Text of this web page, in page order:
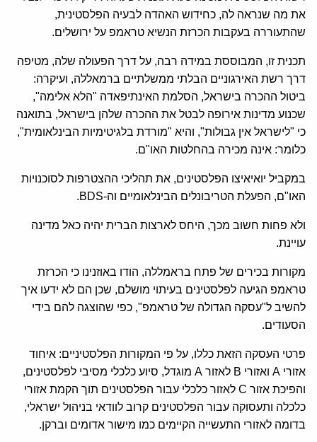
את מה שנראה לה, כחידוש האהדה לבעיה הפלסטינית,
שהתעוררה בעקבות הכרזת הנשיא טראמפ על ירושלים.
תכנית זו, המבוססת במידה רבה, על דרך הפעולה שלה, מטיפה
דרך רשת האירגוניים הבלתי ממשלתיים ברמאללה, ועיקרה:
ביטול ההכרה בישראל, הסלמת האינתיפאדה "הלא אלימה",
שכנוע מדינות אירופה לבטל את ההכרה שלהן בישראל, בתואנה
כי "לישראל אין גבולות", והיא "מורדת בלגיטימיות הבינלאומית",
כלומר: אינה מכירה בהחלטות האו"ם.
במקביל יואיאיצו הפלסטינים, את תהליכי ההצטרפות לסוכנויות
האו"ם, הפעלת הטריבונלים הבינלאומיים וה-BDS.
ולא פחות חשוב מכך, היחס לארצות הברית יהיה כאל מדינה
עויינת.
מקורות בכירים של פתח בראמללה, הודו באוזנינו כי הכרזת
טראמפ הגיעה לפלסטינים בעיתוי מושלם, שכן הם לא ידעו איך
להשיב ל"עסקה הגדולה של טראמפ", כפי שהוצגה להם בידי
הסעודים.
פרטי העסקה הזאת כללו, על פי המקורות הפלסטיניים: איחוד
אזורי A ואזורי B לאזור A מוגדל, סיוע כלכלי מסיבי לפלסטינים,
והפיכת אזור C לאזור כלכלי עבור הפלסטינים תוך הקמת אזורי
כלכלה ותעסוקה עבור הפלסטינים קרוב לוודאי בניהול ישראלי,
בדומה לאזורי התעשייה הקיימים כמו מישור אדומים וברקן.